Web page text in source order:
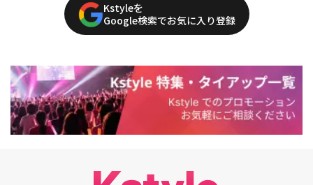
Kstyleを
Google検索でお気に入り登録